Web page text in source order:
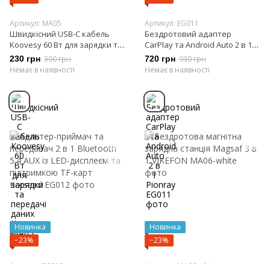
Артикул: MA05
Швидкісний USB-C кабель
Koovesy 60 Вт для зарядки та
передачі даних Koovesy
230 грн 300 грн
Немає в наявності
Артикул: EG011
Бездротовий адаптер
CarPlay та Android Auto 2 в 1
Pionray
720 грн 930 грн
Немає в наявності
Новинка
−23%
Новинка
−23%